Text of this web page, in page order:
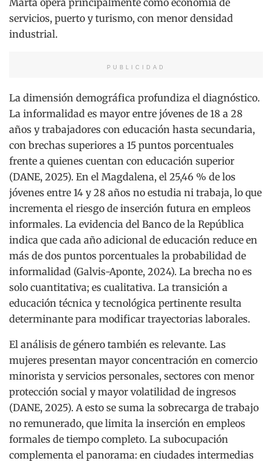
servicios, puerto y turismo, con menor densidad
industrial.
PUBLICIDAD
La dimensión demográfica profundiza el diagnóstico.
La informalidad es mayor entre jóvenes de 18 a 28
años y trabajadores con educación hasta secundaria,
con brechas superiores a 15 puntos porcentuales
frente a quienes cuentan con educación superior
(DANE, 2025). En el Magdalena, el 25,46 % de los
jóvenes entre 14 y 28 años no estudia ni trabaja, lo que
incrementa el riesgo de inserción futura en empleos
informales. La evidencia del Banco de la República
indica que cada año adicional de educación reduce en
más de dos puntos porcentuales la probabilidad de
informalidad (Galvis-Aponte, 2024). La brecha no es
solo cuantitativa; es cualitativa. La transición a
educación técnica y tecnológica pertinente resulta
determinante para modificar trayectorias laborales.
El análisis de género también es relevante. Las
mujeres presentan mayor concentración en comercio
minorista y servicios personales, sectores con menor
protección social y mayor volatilidad de ingresos
(DANE, 2025). A esto se suma la sobrecarga de trabajo
no remunerado, que limita la inserción en empleos
formales de tiempo completo. La subocupación
complementa el panorama: en ciudades intermedias